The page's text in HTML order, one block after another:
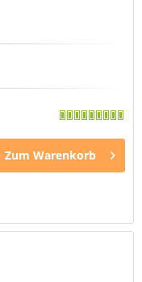
Zum Warenkorb